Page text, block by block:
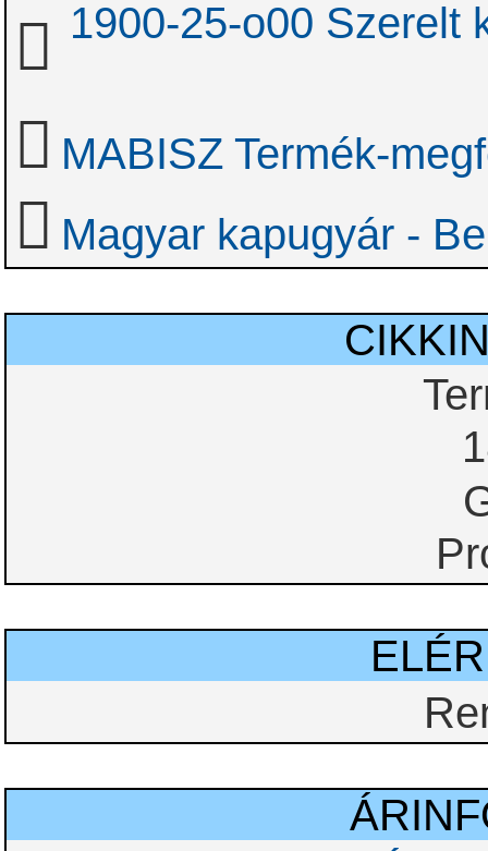
1900-25-o00 Szerelt
MABISZ Termék-
Magyar kapugyár -